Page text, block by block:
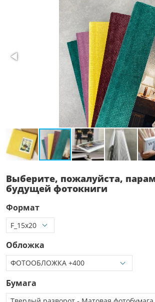
Выберите, пожалуйста,
будущей фотокниги
Формат
Обложка
Бумага